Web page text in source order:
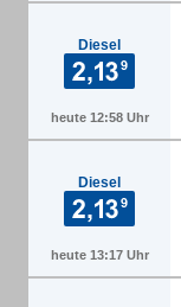
Diesel
heute 12:58 Uhr
Diesel
heute 13:17 Uhr